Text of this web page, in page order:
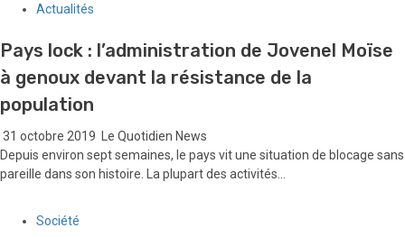
Actualités
Pays lock : l’administration de Jovenel Moïse
à genoux devant la résistance de la
population
31 octobre 2019
Le Quotidien News
Depuis environ sept semaines, le pays vit une situation de blocage sans
pareille dans son histoire. La plupart des activités...
Société